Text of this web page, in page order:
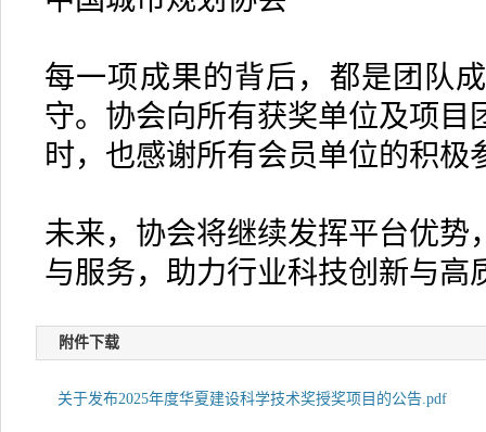
每一项成果的背后，都是团队
守。协会向所有获奖单位及项目
时，也感谢所有会员单位的积极
未来，协会将继续发挥平台优势
与服务，助力行业科技创新与高
附件下载
关于发布2025年度华夏建设科学技术奖授奖项目的公告.pdf